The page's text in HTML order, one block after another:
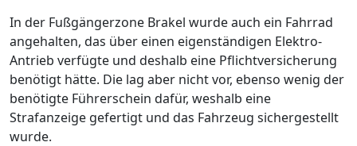
In der Fußgängerzone Brakel wurde auch ein Fahrrad
angehalten, das über einen eigenständigen Elektro-
Antrieb verfügte und deshalb eine Pflichtversicherung
benötigt hätte. Die lag aber nicht vor, ebenso wenig der
benötigte Führerschein dafür, weshalb eine
Strafanzeige gefertigt und das Fahrzeug sichergestellt
wurde.